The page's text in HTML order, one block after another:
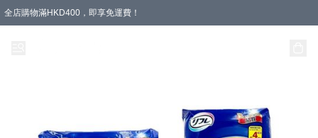
全店購物滿HKD400，即享免運費！